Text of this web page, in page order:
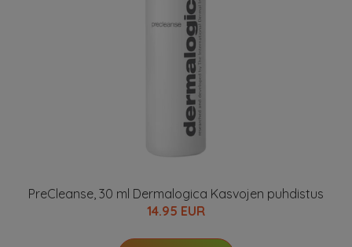
PreCleanse, 30 ml Dermalogica Kasvojen puhdistus
14.95 EUR